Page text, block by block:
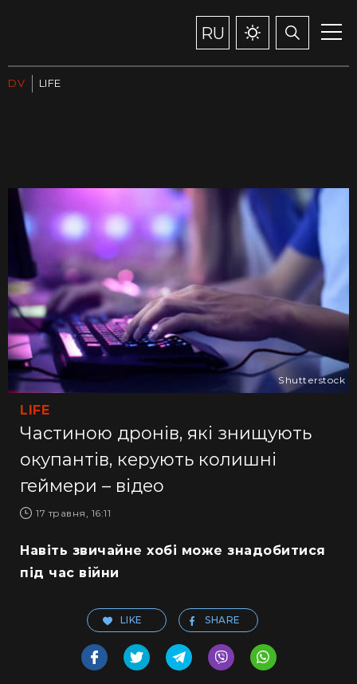
RU
DV LIFE
LIFE
Частиною дронів, які знищують
окупантів, керують колишні
геймери – відео
17 травня, 16:11
Shutterstock
Навіть звичайне хобі може знадобитися
під час війни
LIKE SHARE